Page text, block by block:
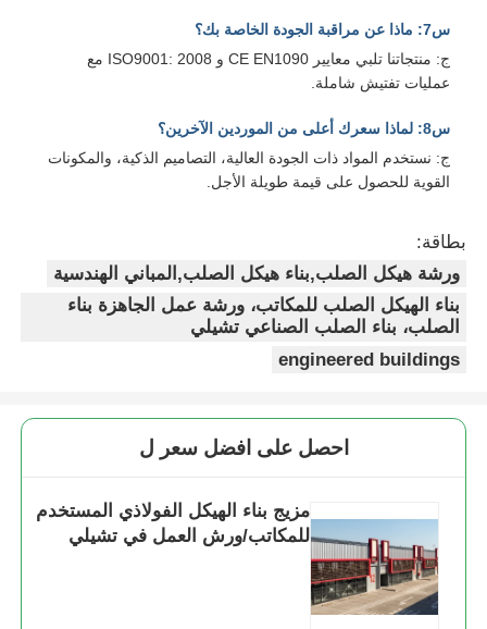
س7: ماذا عن مراقبة الجودة الخاصة بك؟
ج: منتجاتنا تلبي معايير CE EN1090 و ISO9001: 2008 مع
عمليات تفتيش شاملة.
س8: لماذا سعرك أعلى من الموردين الآخرين؟
ج: نستخدم المواد ذات الجودة العالية، التصاميم الذكية، والمكونات
القوية للحصول على قيمة طويلة الأجل.
بطاقة:
ورشة هيكل الصلب,بناء هيكل الصلب,المباني الهندسية
بناء الهيكل الصلب للمكاتب، ورشة عمل الجاهزة بناء
الصلب، بناء الصلب الصناعي تشيلي
engineered buildings
احصل على افضل سعر ل
مزيج بناء الهيكل الفولاذي المستخدم
للمكاتب/ورش العمل في تشيلي